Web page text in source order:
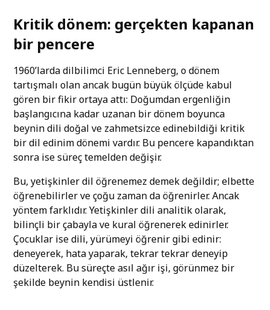
Kritik dönem: gerçekten kapanan
bir pencere
1960’larda dilbilimci Eric Lenneberg, o dönem
tartışmalı olan ancak bugün büyük ölçüde kabul
gören bir fikir ortaya attı: Doğumdan ergenliğin
başlangıcına kadar uzanan bir dönem boyunca
beynin dili doğal ve zahmetsizce edinebildiği kritik
bir dil edinim dönemi vardır. Bu pencere kapandıktan
sonra ise süreç temelden değişir.
Bu, yetişkinler dil öğrenemez demek değildir; elbette
öğrenebilirler ve çoğu zaman da öğrenirler. Ancak
yöntem farklıdır. Yetişkinler dili analitik olarak,
bilinçli bir çabayla ve kural öğrenerek edinirler.
Çocuklar ise dili, yürümeyi öğrenir gibi edinir:
deneyerek, hata yaparak, tekrar tekrar deneyip
düzelterek. Bu süreçte asıl ağır işi, görünmez bir
şekilde beynin kendisi üstlenir.